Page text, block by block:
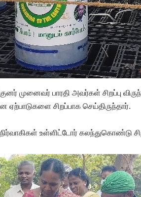
முனைவர் பாரதி அவர்கள் சிறப்பு
சிறப்பாக செய்திருந்தார்.
உள்ளிட்டோர் கலந்துகொண்டு